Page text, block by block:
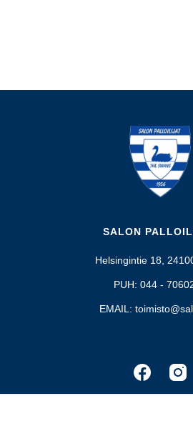
SALON
Helsingintie 18,
PUH: 044 -
EMAIL: